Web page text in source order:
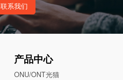
联系我们
产品中心
ONU/ONT光猫